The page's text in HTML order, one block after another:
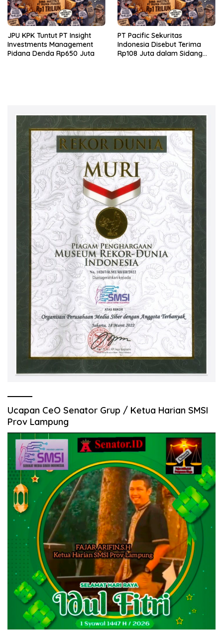
JPU KPK Tuntut PT Insight
Investments Management
Pidana Denda Rp650 Juta
PT Pacific Sekuritas
Indonesia Disebut Terima
Rp108 Juta dalam Sidang
Ucapan CeO Senator Grup / Ketua Harian SMSI
Prov Lampung